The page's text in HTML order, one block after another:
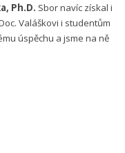
Ph.D. Sbor navíc získal i
Valáškovi i studentům
úspěchu a jsme na ně